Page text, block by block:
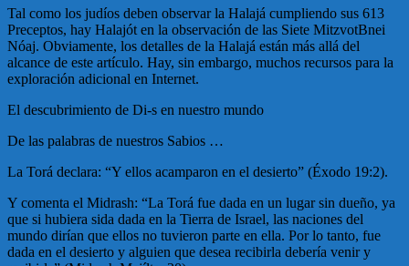
Tal como los judíos deben observar la Halajá cumpliendo sus 613
Preceptos, hay Halajót en la observación de las Siete MitzvotBnei
Nóaj. Obviamente, los detalles de la Halajá están más allá del
alcance de este artículo. Hay, sin embargo, muchos recursos para la
exploración adicional en Internet.
El descubrimiento de Di-s en nuestro mundo
De las palabras de nuestros Sabios …
La Torá declara: “Y ellos acamparon en el desierto” (Éxodo 19:2).
Y comenta el Midrash: “La Torá fue dada en un lugar sin dueño, ya
que si hubiera sida dada en la Tierra de Israel, las naciones del
mundo dirían que ellos no tuvieron parte en ella. Por lo tanto, fue
dada en el desierto y alguien que desea recibirla debería venir y